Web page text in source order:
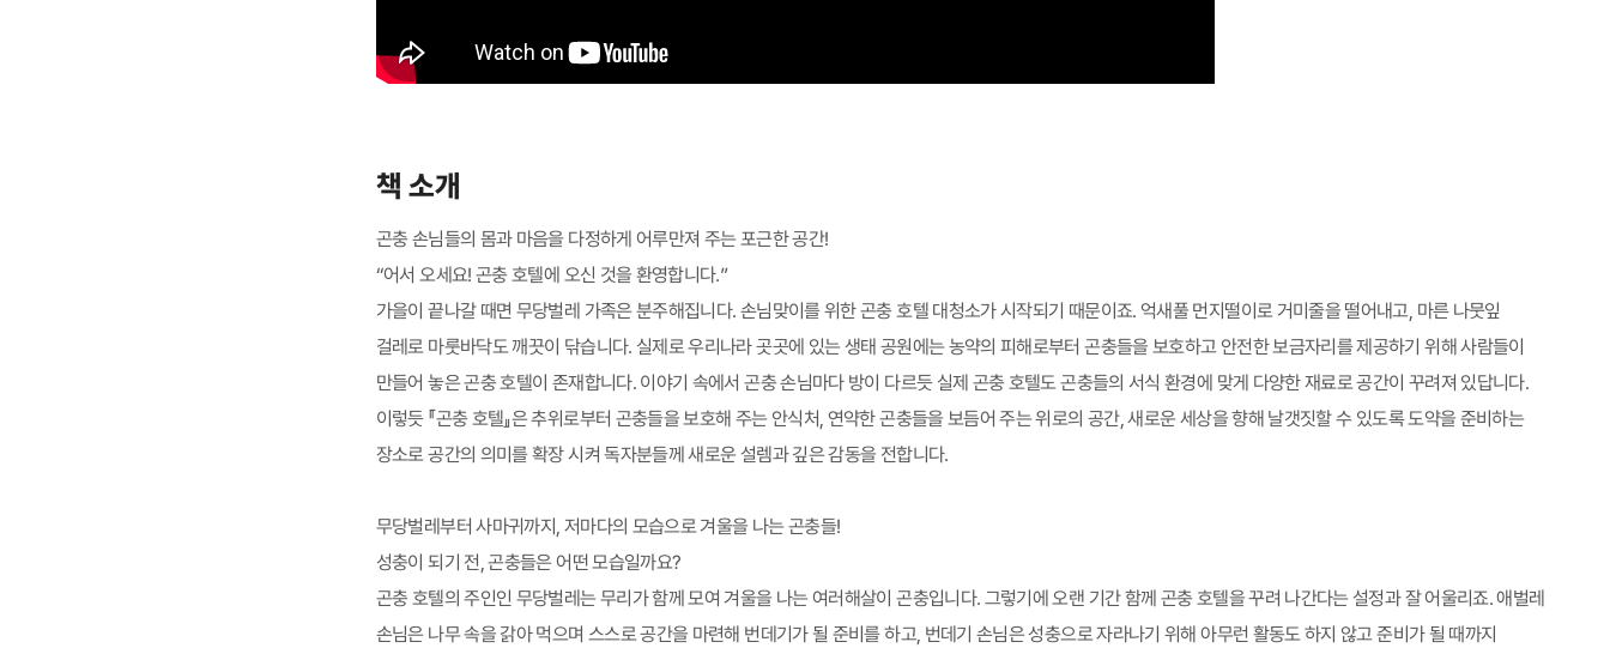
책 소개
곤충 손님들의 몸과 마음을 다정하게 어루만져 주는 포근한 공간!
“어서 오세요! 곤충 호텔에 오신 것을 환영합니다.”
가을이 끝나갈 때면 무당벌레 가족은 분주해집니다. 손님맞이를 위한 곤충 호텔 대청소가 시작되기 때문이죠. 억새풀 먼지떨이로 거미줄을 떨어내고, 마른 나뭇잎
걸레로 마룻바닥도 깨끗이 닦습니다. 실제로 우리나라 곳곳에 있는 생태 공원에는 농약의 피해로부터 곤충들을 보호하고 안전한 보금자리를 제공하기 위해 사람들이
만들어 놓은 곤충 호텔이 존재합니다. 이야기 속에서 곤충 손님마다 방이 다르듯 실제 곤충 호텔도 곤충들의 서식 환경에 맞게 다양한 재료로 공간이 꾸려져 있답니다.
이렇듯 『곤충 호텔』은 추위로부터 곤충들을 보호해 주는 안식처, 연약한 곤충들을 보듬어 주는 위로의 공간, 새로운 세상을 향해 날갯짓할 수 있도록 도약을 준비하는
장소로 공간의 의미를 확장 시켜 독자분들께 새로운 설렘과 깊은 감동을 전합니다.
무당벌레부터 사마귀까지, 저마다의 모습으로 겨울을 나는 곤충들!
성충이 되기 전, 곤충들은 어떤 모습일까요?
곤충 호텔의 주인인 무당벌레는 무리가 함께 모여 겨울을 나는 여러해살이 곤충입니다. 그렇기에 오랜 기간 함께 곤충 호텔을 꾸려 나간다는 설정과 잘 어울리죠. 애벌레
손님은 나무 속을 갉아 먹으며 스스로 공간을 마련해 번데기가 될 준비를 하고, 번데기 손님은 성충으로 자라나기 위해 아무런 활동도 하지 않고 준비가 될 때까지